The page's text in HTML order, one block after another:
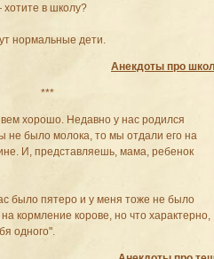
в школу?
нормальные дети.
Анекдоты про
***
хорошо. Недавно у нас родился
не было молока, то мы отдали его на
И, представляешь, мама, ребенок
было пятеро и у меня тоже не было
кормление корове, но что характерно,
одного".